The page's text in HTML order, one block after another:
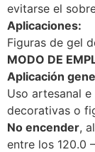
evitarse el
Aplicaciones:
Figuras de gel
MODO DE
Aplicación
Uso artesanal
decorativas o
No encender,
entre los 120.0